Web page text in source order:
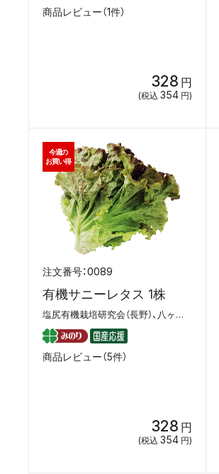
商品レビュー（1件）
328 円
(税込 354 円)
0089
有機サニーレタス 1株
塩尻有機栽培研究会（長野）、八ヶ岳マルタ（長野）
今週の
お買い得
商品レビュー（5件）
328 円
(税込 354 円)